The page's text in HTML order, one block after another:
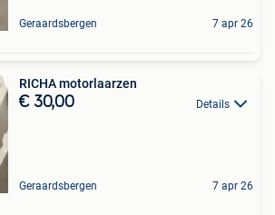
Geraardsbergen 7 apr 26
RICHA motorlaarzen
€ 30,00 Details
Geraardsbergen 7 apr 26